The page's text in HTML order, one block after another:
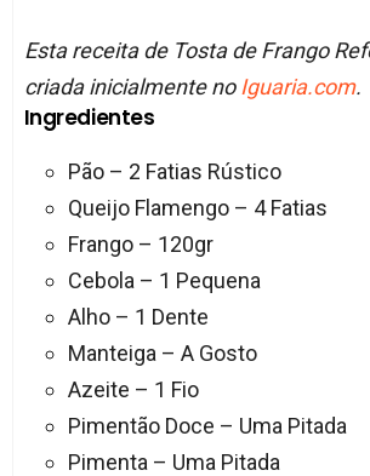
Esta receita de Tosta de Frango
criada inicialmente no Iguaria.com.
Ingredientes
Pão – 2 Fatias Rústico
Queijo Flamengo – 4 Fatias
Frango – 120gr
Cebola – 1 Pequena
Alho – 1 Dente
Manteiga – A Gosto
Azeite – 1 Fio
Pimentão Doce – Uma Pitada
Pimenta – Uma Pitada